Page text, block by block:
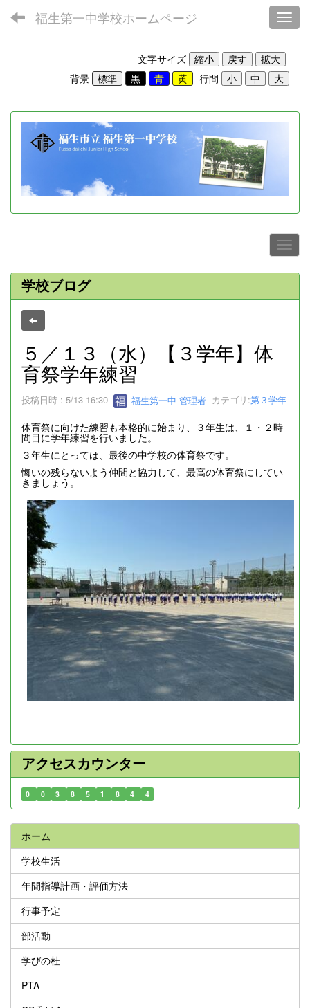
福生第一中学校ホームページ
文字サイズ
背景
行間
学校ブログ
５／１３（水）【３学年】体
育祭学年練習
投稿日時 : 5/13 16:30 福生第一中 管理者 カテゴリ:第３学年
体育祭に向けた練習も本格的に始まり、３年生は、１・２時
間目に学年練習を行いました。
３年生にとっては、最後の中学校の体育祭です。
悔いの残らないよう仲間と協力して、最高の体育祭にしてい
きましょう。
アクセスカウンター
0 0 3 8 5 1 8 4 4
ホーム
学校生活
年間指導計画・評価方法
行事予定
部活動
学びの杜
PTA